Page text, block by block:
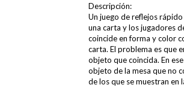
Descripción:
Un juego de reflejos
una carta y los jugadores
coincide en forma y color
carta. El problema es que
objeto que coincida. En
objeto de la mesa que no
de los que se muestran en